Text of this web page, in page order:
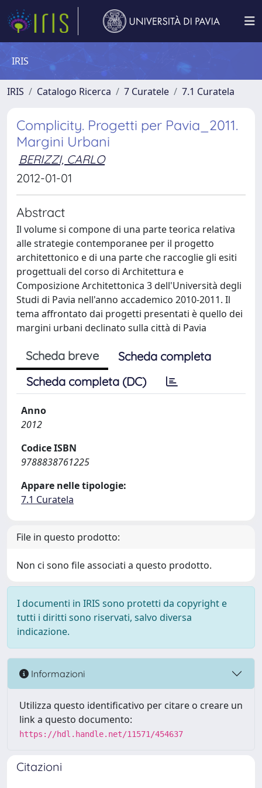
IRIS
IRIS Catalogo Ricerca 7 Curatele 7.1 Curatela
Complicity. Progetti per Pavia_2011.
Margini Urbani
BERIZZI, CARLO
2012-01-01
Abstract
Il volume si compone di una parte teorica relativa
alle strategie contemporanee per il progetto
architettonico e di una parte che raccoglie gli esiti
progettuali del corso di Architettura e
Composizione Architettonica 3 dell'Università degli
Studi di Pavia nell'anno accademico 2010-2011. Il
tema affrontato dai progetti presentati è quello dei
margini urbani declinato sulla città di Pavia
Scheda breve
Scheda completa
Scheda completa (DC)
Anno
2012
Codice ISBN
9788838761225
Appare nelle tipologie:
7.1 Curatela
File in questo prodotto:
Non ci sono file associati a questo prodotto.
I documenti in IRIS sono protetti da copyright e
tutti i diritti sono riservati, salvo diversa
indicazione.
Informazioni
Utilizza questo identificativo per citare o creare un
link a questo documento:
https://hdl.handle.net/11571/454637
Citazioni